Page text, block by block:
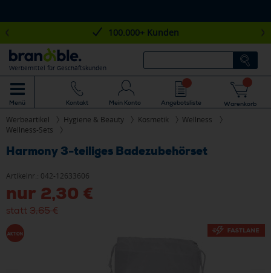
100.000+ Kunden
Werbemittel für Geschäftskunden
Menü Kontakt Mein Konto Angebotsliste Warenkorb
Werbeartikel Hygiene & Beauty Kosmetik
Wellness
Wellness-Sets
Harmony 3-teiliges Badezubehörset
Artikelnr.: 042-12633606
nur 2,30 €
statt 3,65 €